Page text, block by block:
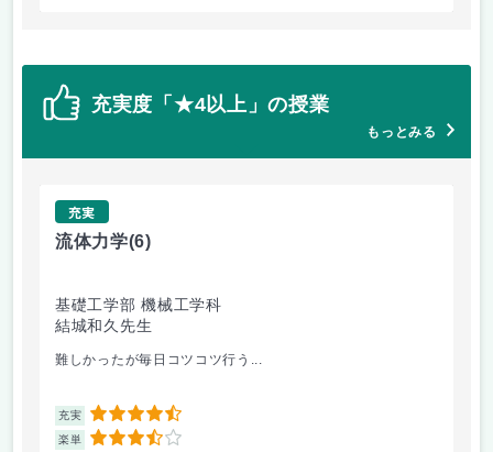
充実度「★4以上」の授業
もっとみる
充実
流体力学(6)
基礎工学部 機械工学科
結城和久先生
難しかったが毎日コツコツ行う...
充実 4.5
楽単 3.5